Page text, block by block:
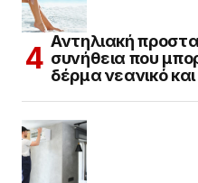
Αντηλιακή
συνήθεια που
δέρμα νεανικό και